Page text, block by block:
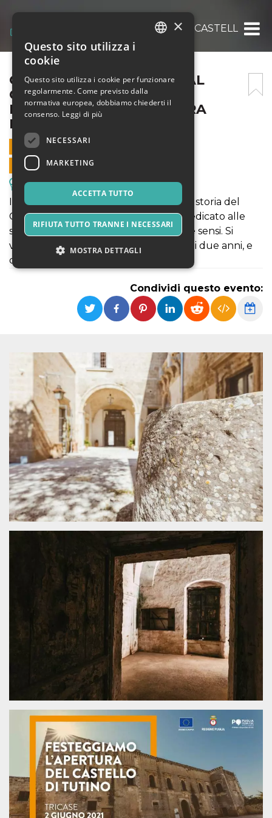
ORE 11 – VISITA GUIDATA AL CASTELLO
ORE 11 – VISITA GUIDATA AL
CASTELLO DI TUTINO –
FESTEGGIAMO L’APERTURA
INSIEME
2 GIUGNO 2021 - 11:00
VENDITE ONLINE TERMINATE
Escursioni & Visite Guidate
In questa visita guidata si parlerà della storia del
Castello e il futuro come un centro dedicato alle
sette forme d’arte, ma anche ai cinque sensi. Si
visiteranno gli spazi rinovati negli ultimi due anni, e
quelli destinati a restauro nel futuro.
Condividi questo evento:
×
Questo sito utilizza i
cookie
Questo sito utilizza i cookie per funzionare
regolarmente. Come previsto dalla
normativa europea, dobbiamo chiederti il
consenso. Leggi di più
NECESSARI
MARKETING
ACCETTA TUTTO
RIFIUTA TUTTO TRANNE I NECESSARI
MOSTRA DETTAGLI
Necessari Marketing
I cookie strettamente necessari o tecnici sono
Nome Scadenza Descrizione
cf_clearance
Cloudflare,
Inc.
.oooh.events
1 anno
Clearance
Cookie from
CloudFlare
stores the proof
of challenge
passed. It is
used to no
longer issue a
captcha or
jschallenge
challenge if
present. It is
required to
reach origin
server.
Automattic
.oooh.events
verifica che il
browser accetti i
cookie.
PHPSESSID
PHP.net
oooh.events
Sessione
Cookie
generato da
applicazioni
basate sul
linguaggio PHP.
Si tratta di un
identificatore
generico
utilizzato per
mantenere le
variabili di
sessione utente.
Normalmente è
un numero
generato in
modo casuale, il
modo in cui
viene utilizzato
può essere
mantenere uno
stato di accesso
per un utente
tra le pagine.
m
Stripe
1 anno 1
Questo cookie